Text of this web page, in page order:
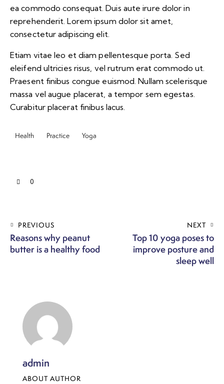
ea commodo consequat. Duis aute irure dolor in
reprehenderit. Lorem ipsum dolor sit amet,
consectetur adipiscing elit.
Etiam vitae leo et diam pellentesque porta. Sed
eleifend ultricies risus, vel rutrum erat commodo ut.
Praesent finibus congue euismod. Nullam scelerisque
massa vel augue placerat, a tempor sem egestas.
Curabitur placerat finibus lacus.
Health Practice Yoga
0
PREVIOUS
Reasons why peanut
butter is a healthy food
NEXT
Top 10 yoga poses to
improve posture and
sleep well
admin
ABOUT AUTHOR